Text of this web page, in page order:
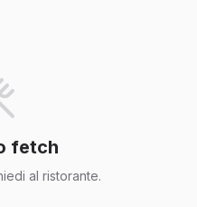
fetch
al ristorante.